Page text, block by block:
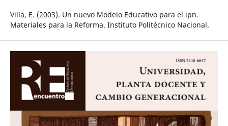
Villa, E. (2003). Un nuevo Modelo Educativo para el ipn.
Materiales para la Reforma. Instituto Politécnico Nacional.